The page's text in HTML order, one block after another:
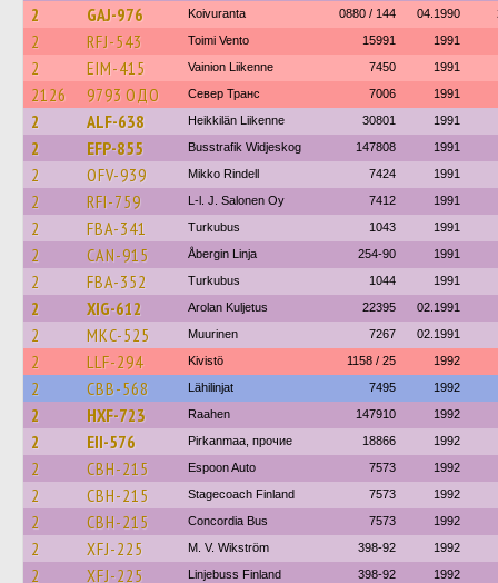
2 GAJ-976 Koivuranta 0880 / 144 04.1990
2 RFJ-543 Toimi Vento 15991 1991
2 EIM-415 Vainion Liikenne 7450 1991
2126 9793 ОДО Север Транс 7006 1991
2 ALF-638 Heikkilän Liikenne 30801 1991
2 EFP-855 Busstrafik Widjeskog 147808 1991
2 OFV-939 Mikko Rindell 7424 1991
2 RFI-759 L-l. J. Salonen Oy 7412 1991
2 FBA-341 Turkubus 1043 1991
2 CAN-915 Åbergin Linja 254-90 1991
2 FBA-352 Turkubus 1044 1991
2 XIG-612 Arolan Kuljetus 22395 02.1991
2 MKC-525 Muurinen 7267 02.1991
2 LLF-294 Kivistö 1158 / 25 1992
2 CBB-568 Lähilinjat 7495 1992
2 HXF-723 Raahen 147910 1992
2 EII-576 Pirkanmaa, прочие 18866 1992
2 CBH-215 Espoon Auto 7573 1992
2 CBH-215 Stagecoach Finland 7573 1992
2 CBH-215 Concordia Bus 7573 1992
2 XFJ-225 M. V. Wikström 398-92 1992
2 XFJ-225 Linjebuss Finland 398-92 1992